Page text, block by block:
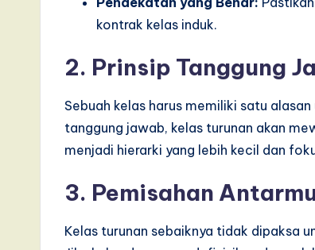
kontrak kelas induk.
2. Prinsip Tanggung
Sebuah kelas harus memiliki satu
tanggung jawab, kelas turunan akan
menjadi hierarki yang lebih kecil dan
3. Pemisahan
Kelas turunan sebaiknya tidak dipaksa